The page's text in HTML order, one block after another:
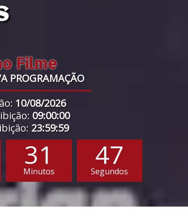
Filme
PROGRAMAÇÃO
10/08/2026
09:00:00
23:59:59
31
Minutos 45
Segundos